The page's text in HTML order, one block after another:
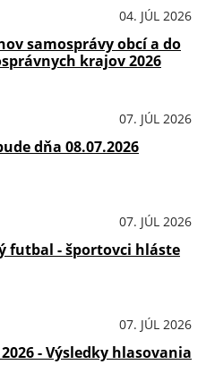
04. JÚL 2026
samosprávy obcí a do
krajov 2026
07. JÚL 2026
dňa 08.07.2026
07. JÚL 2026
futbal - športovci hláste
07. JÚL 2026
2026 - Výsledky hlasovania